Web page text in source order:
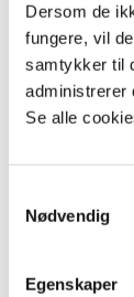
Dersom de
fungere, vil
samtykker til
administrerer
Se alle
Nødvendig
Egenskaper
I løpet av
ansvar
fase, og
plass.
– Knut